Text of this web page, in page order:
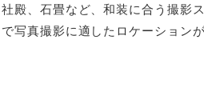
殿、石畳など、和装に合う撮影
写真撮影に適したロケーション